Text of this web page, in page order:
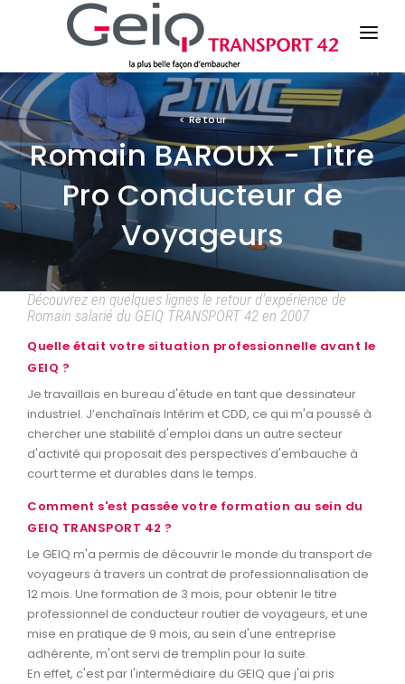
LE GEIQ
ESPACE CANDIDATS
ESPACE ENTREPRISES
ACTU / EVENEMENTS
<Retour
Romain BAROUX - Titre
Pro Conducteur de
Voyageurs
Découvrez en quelques lignes le retour d'expérience de
Romain salarié du GEIQ TRANSPORT 42 en 2007
Quelle était votre situation professionnelle avant le
GEIQ ?
Je travaillais en bureau d'étude en tant que dessinateur
industriel. J’enchaînais Intérim et CDD, ce qui m'a poussé à
chercher une stabilité d'emploi dans un autre secteur
d'activité qui proposait des perspectives d'embauche à
court terme et durables dans le temps.
Comment s'est passée votre formation au sein du
GEIQ TRANSPORT 42 ?
Le GEIQ m'a permis de découvrir le monde du transport de
voyageurs à travers un contrat de professionnalisation de
12 mois. Une formation de 3 mois, pour obtenir le titre
professionnel de conducteur routier de voyageurs, et une
mise en pratique de 9 mois, au sein d'une entreprise
adhérente, m'ont servi de tremplin pour la suite.
En effet, c'est par l'intermédiaire du GEIQ que j'ai pris